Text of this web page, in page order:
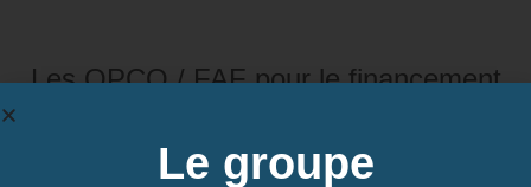
Les OPCO / FAF pour le financement
Le groupe